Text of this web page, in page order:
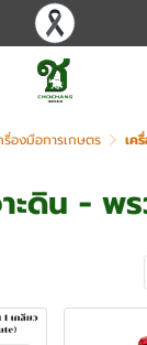
รื่องมือการเกษตร เค
าะดิน - พ